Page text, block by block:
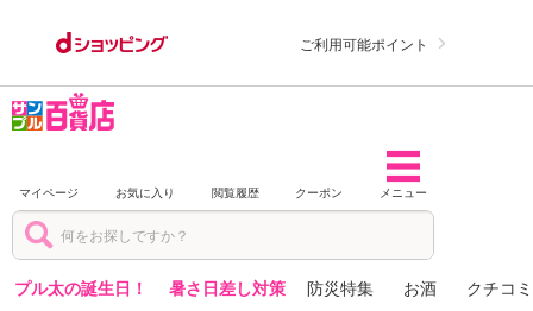
ご利用可能ポイント
マイページ お気に入り 閲覧履歴 クーポン メニュー
プル太の誕生日！ 暑さ日差し対策 防災特集 お酒 クチコ